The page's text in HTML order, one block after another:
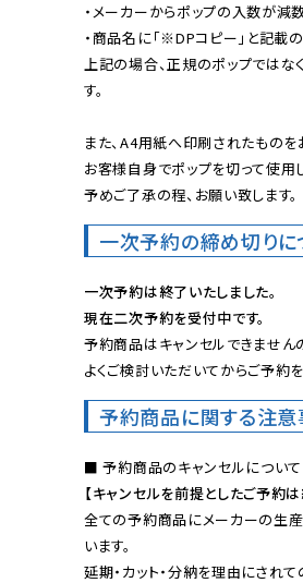
・メーカーからポップの入数が減
・商品名に「※DPコピー」と記載
上記の場合、正規のポップではな
す。
また、A4用紙へ印刷されたものを
お客様自身でポップを切って使用
予めご了承の程、お願い致します。
一次予約の締め切りに
一次予約は終了いたしました。
現在二次予約を受付中です。
予約商品はキャンセルできません
よくご検討いただいてからご予約
予約商品に関する注
【キャンセルを前提としたご予約
全ての予約商品にメーカーの生産
います。
延期・カット・分納を理由にされ